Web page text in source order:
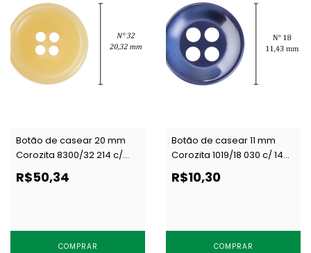
Botão de casear 20 mm
Corozita 8300/32 214 c/
144 un
R$50,34
COMPRAR
Botão de casear 11 mm
Corozita 1019/18 030 c/ 144
R$10,30
COMPRAR